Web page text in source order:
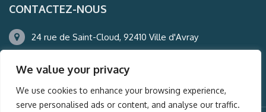
We value your privacy
We use cookies to enhance your browsing experience,
serve personalised ads or content, and analyse our traffic.
CONTACTEZ-NOUS
24 rue de Saint-Cloud, 92410 Ville d'Avray